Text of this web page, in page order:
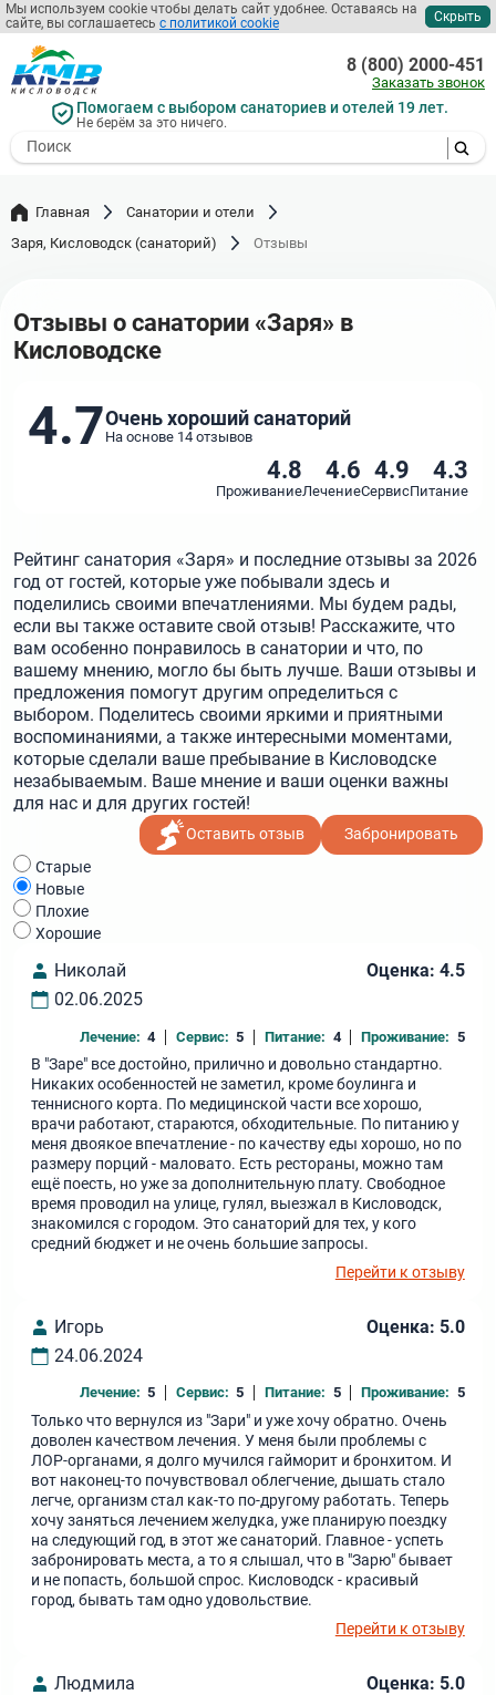
Мы используем cookie чтобы делать сайт удобнее. Оставаясь на
сайте, вы соглашаетесь с политикой cookie Скрыть
Перейти
к
основному
содержанию
Помогаем с выбором санаториев и отелей 19 лет.
Не берём за это ничего.
- I agree to the processing of my
8 (800) 2000-451
Заказать звонок
Главная
Санатории и отели
Заря, Кисловодск (санаторий)
Отзывы
Отзывы о санатории «Заря» в
Кисловодске
4.7Очень хороший санаторий
На основе 14 отзывов
4.8
Проживание
4.6
Лечение
4.9
Сервис
4.3
Питание
Рейтинг санатория «Заря» и последние отзывы за 2026
год от гостей, которые уже побывали здесь и
поделились своими впечатлениями. Мы будем рады,
если вы также оставите свой отзыв! Расскажите, что
вам особенно понравилось в санатории и что, по
вашему мнению, могло бы быть лучше. Ваши отзывы и
предложения помогут другим определиться с
выбором. Поделитесь своими яркими и приятными
воспоминаниями, а также интересными моментами,
которые сделали ваше пребывание в Кисловодске
незабываемым. Ваше мнение и ваши оценки важны
для нас и для других гостей!
Оставить отзыв
Забронировать
Cтарые
Новые
Плохие
Хорошие
Николай
02.06.2025
Оценка: 4.5
Лечение: 4 Сервис: 5 Питание: 4 Проживание: 5
В "Заре" все достойно, прилично и довольно стандартно.
Никаких особенностей не заметил, кроме боулинга и
теннисного корта. По медицинской части все хорошо,
врачи работают, стараются, обходительные. По питанию у
меня двоякое впечатление - по качеству еды хорошо, но по
размеру порций - маловато. Есть рестораны, можно там
ещё поесть, но уже за дополнительную плату. Свободное
время проводил на улице, гулял, выезжал в Кисловодск,
знакомился с городом. Это санаторий для тех, у кого
средний бюджет и не очень большие запросы.
Перейти к отзыву
Игорь
24.06.2024
Оценка: 5.0
Лечение: 5 Сервис: 5 Питание: 5 Проживание: 5
Только что вернулся из "Зари" и уже хочу обратно. Очень
доволен качеством лечения. У меня были проблемы с
ЛОР-органами, я долго мучился гайморит и бронхитом. И
вот наконец-то почувствовал облегчение, дышать стало
легче, организм стал как-то по-другому работать. Теперь
хочу заняться лечением желудка, уже планирую поездку
на следующий год, в этот же санаторий. Главное - успеть
забронировать места, а то я слышал, что в "Зарю" бывает
и не попасть, большой спрос. Кисловодск - красивый
город, бывать там одно удовольствие.
Перейти к отзыву
Людмила
Оценка: 5.0